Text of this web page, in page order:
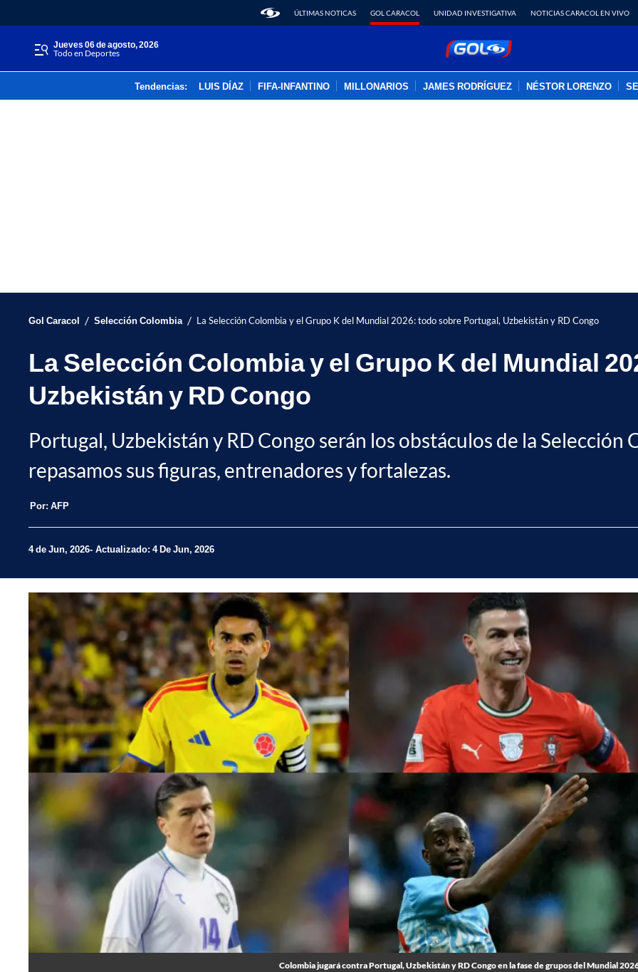
ÚLTIMAS NOTICAS GOL CARACOL UNIDAD INVESTIGATIVA NOTICIAS CARACOL EN VIVO
jueves 06 de agosto, 2026
Todo en Deportes
Tendencias: LUIS DÍAZ FIFA-INFANTINO MILLONARIOS JAMES RODRÍGUEZ NÉSTOR LORENZO
Gol Caracol / Selección Colombia / La Selección Colombia y el Grupo K del Mundial 2026: todo sobre Portugal, Uzbekistán y RD Congo
La Selección Colombia y el Grupo K del Mundial
Uzbekistán y RD Congo
Portugal, Uzbekistán y RD Congo serán los obstáculos de la
repasamos sus figuras, entrenadores y fortalezas.
Por: AFP
4 de Jun, 2026 Actualizado: 4 De Jun, 2026
Colombia jugará contra Portugal, Uzbekistán y RD Congo en la fase de grupos del Mundial